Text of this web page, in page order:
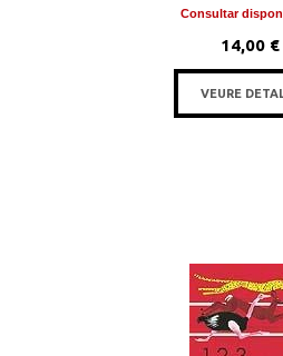
Consultar
14,00 €
VEURE